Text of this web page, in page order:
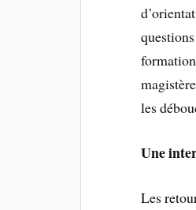
les
Une
Les